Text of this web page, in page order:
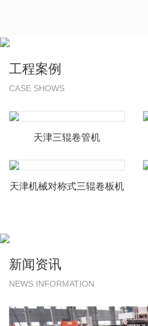
工程案例
CASE SHOWS
天津三辊卷管机
天津机械对称式三辊卷板机
新闻资讯
NEWS INFORMATION